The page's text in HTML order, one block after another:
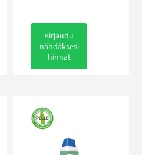
Kirjaudu
nähdäksesi
hinnat